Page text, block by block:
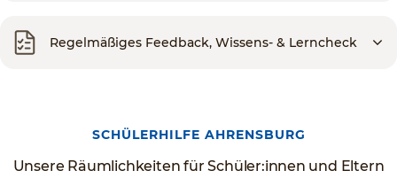
Regelmäßiges Feedback, Wissens- & Lerncheck
SCHÜLERHILFE AHRENSBURG
Unsere Räumlichkeiten für Schüler:innen und Eltern